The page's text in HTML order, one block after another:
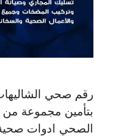
رقم صحي
بتأمين مجموعة من
الصحي ادوات